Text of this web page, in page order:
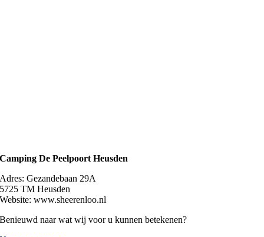
Camping De Peelpoort Heusden
Adres: Gezandebaan 29A
5725 TM Heusden
Website: www.sheerenloo.nl
Benieuwd naar wat wij voor u kunnen betekenen?